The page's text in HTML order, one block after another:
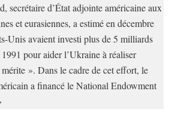
secrétaire d’État adjointe américaine aux
et eurasiennes, a estimé en décembre
Unis avaient investi plus de 5 milliards
pour aider l’Ukraine à réaliser
mérite ». Dans le cadre de cet effort, le
a financé le National Endowment